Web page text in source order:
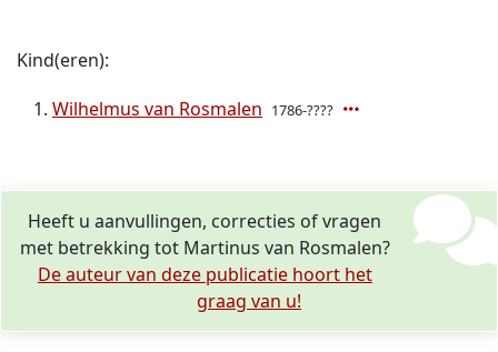
Kind(eren):
Wilhelmus van Rosmalen 1786-????
Heeft u aanvullingen, correcties of vragen
met betrekking tot Martinus van Rosmalen?
De auteur van deze publicatie hoort het
graag van u!